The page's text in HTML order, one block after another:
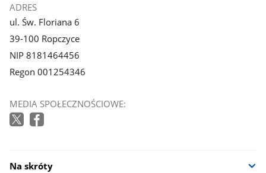
ADRES
ul. Św. Floriana 6
39-100 Ropczyce
NIP 8181464456
Regon 001254346
MEDIA SPOŁECZNOŚCIOWE:
Na skróty